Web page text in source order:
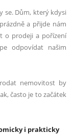
se. Dům, který kdysi
a přijde nám
o prodeji a pořízení
odpovídat našim
nemovitost by
často je to začátek
i prakticky